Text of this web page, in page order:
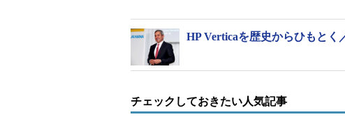
Watson Analyticsと連携することで、より
モバイルアプリケーションへの対応も強
ンとも接続・連携できる機能を組み込んだ
HP Verticaを歴史からひもとく
チェックしておきたい人気記事